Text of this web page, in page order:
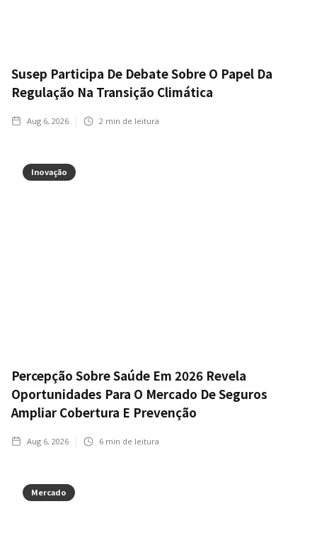
Susep Participa De Debate Sobre O Papel Da
Regulação Na Transição Climática
Aug 6, 2026 2 min de leitura
Inovação
Percepção Sobre Saúde Em 2026 Revela
Oportunidades Para O Mercado De Seguros
Ampliar Cobertura E Prevenção
Aug 6, 2026 6 min de leitura
Mercado